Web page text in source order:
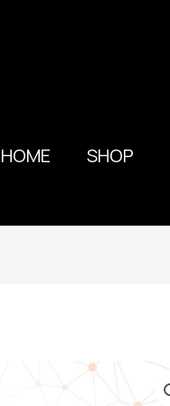
HOME SHOP